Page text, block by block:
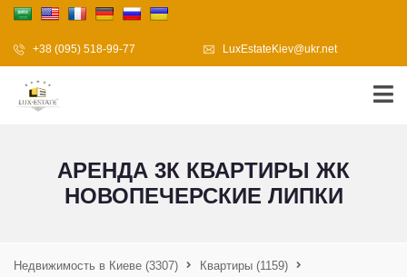
+38 (095) 518-99-77 LuxEstateKiev@ukr.net
АРЕНДА 3К КВАРТИРЫ ЖК
НОВОПЕЧЕРСКИЕ ЛИПКИ
Недвижимость в Киеве (3307) Квартиры (1159)